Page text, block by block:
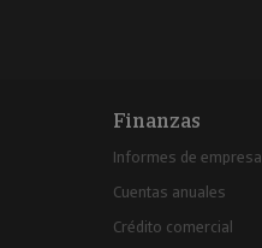
Finanzas
Informes de empresa
Cuentas anuales
Crédito comercial